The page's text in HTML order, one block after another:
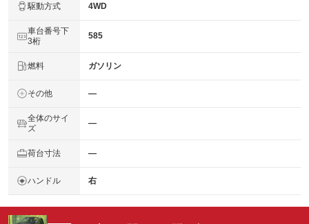
駆動方式 4WD
車台番号下
3桁
585
燃料 ガソリン
その他 ―
全体のサイ
ズ
―
荷台寸法 ―
ハンドル 右